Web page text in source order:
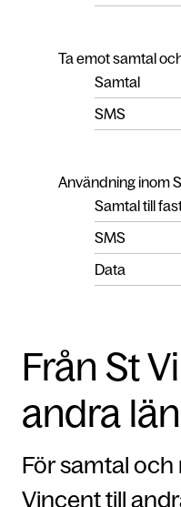
Ta emot samtal
Samtal
SMS
Användning inom
Samtal till
SMS
Data
Från St
andra
För samtal
Vincent till